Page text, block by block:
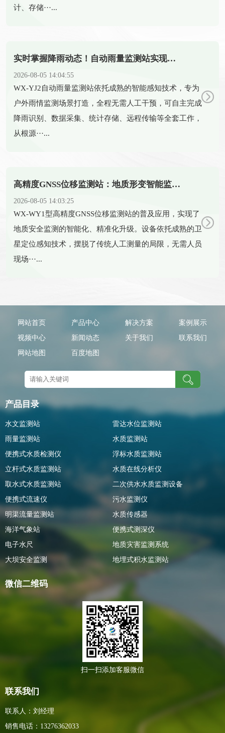
计、存储···...
实时掌握降雨动态！自动雨量监测站实现雨量精准监测
2026-08-05 14:04:55
​WX-YJ2自动雨量监测站依托成熟的智能感知技术，专为
户外雨情监测场景打造，全程无需人工干预，可自主完成
降雨识别、数据采集、统计存储、远程传输等全套工作，
从根源···...
高精度GNSS位移监测站：地质形变智能监测守护全域安全
2026-08-05 14:03:25
​WX-WY1型高精度GNSS位移监测站的普及应用，实现了
地质安全监测的智能化、精准化升级。设备依托成熟的卫
星定位感知技术，摆脱了传统人工测量的局限，无需人员
现场···...
网站首页 产品中心 解决方案
案例展示
视频中心
新闻动态 关于我们
联系我们
网站地图
百度地图
产品目录
水文监测站
雷达水位监测站
雨量监测站
水质监测站
便携式水质检测仪
浮标水质监测站
立杆式水质监测站
水质在线分析仪
取水式水质监测站
二次供水水质监测设备
便携式流速仪
污水监测仪
明渠流量监测站
水质传感器
海洋气象站
便携式测深仪
电子水尺
地质灾害监测系统
大坝安全监测
地埋式积水监测站
微信二维码
扫一扫添加客服微信
联系我们
联系人：刘经理
销售电话：13276362033